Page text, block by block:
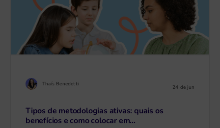
Thaís Benedetti 24 de jun
Tipos de metodologias ativas: quais os
benefícios e como colocar em...